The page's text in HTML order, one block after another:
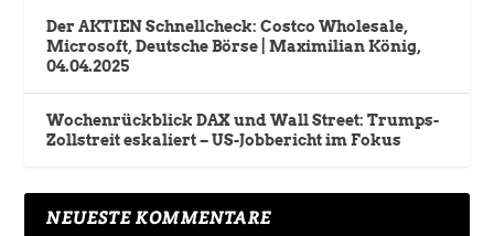
Der AKTIEN Schnellcheck: Costco Wholesale,
Microsoft, Deutsche Börse | Maximilian König,
04.04.2025
Wochenrückblick DAX und Wall Street: Trumps-
Zollstreit eskaliert – US-Jobbericht im Fokus
NEUESTE KOMMENTARE